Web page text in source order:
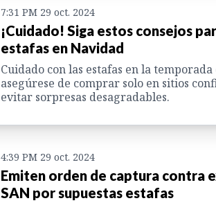
7:31 PM 29 oct. 2024
¡Cuidado! Siga estos consejos
estafas en Navidad
Cuidado con las estafas en la
asegúrese de comprar solo en sitios
evitar sorpresas desagradables.
4:39 PM 29 oct. 2024
Emiten orden de captura contra
SAN por supuestas estafas